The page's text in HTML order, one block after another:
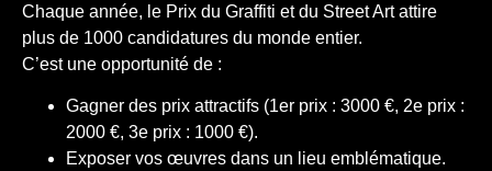
Chaque année, le Prix du Graffiti et du Street Art attire
plus de 1000 candidatures du monde entier.
C’est une opportunité de :
Gagner des prix attractifs (1er prix : 3000 €, 2e prix :
2000 €, 3e prix : 1000 €).
Exposer vos œuvres dans un lieu emblématique.